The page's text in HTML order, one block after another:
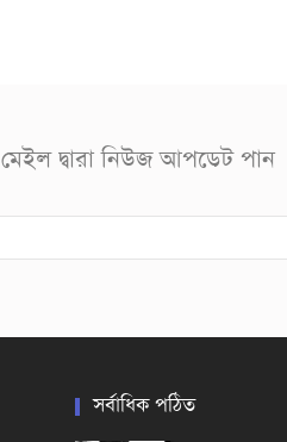
মেইল দ্বারা নিউজ আপডেট পান
সর্বাধিক পঠিত